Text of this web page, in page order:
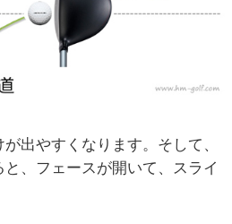
出やすくなります。そして、
、フェースが開いて、スライ